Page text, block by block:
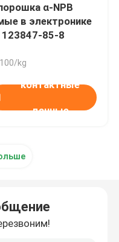
α-NPB
в электронике
123847-85-8
kg
контактные
данные